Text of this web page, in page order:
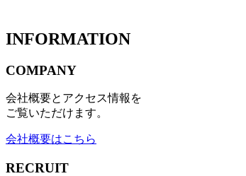
INFORMATION
COMPANY
会社概要とアクセス情報を
ご覧いただけます。
会社概要はこちら
RECRUIT